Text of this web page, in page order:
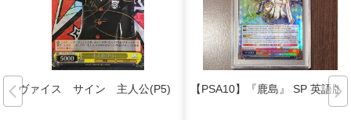
ヴァイス サイン 主人公(P5) 【PSA10】『鹿島』 SP 英語版